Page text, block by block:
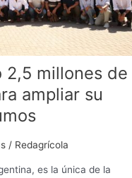
2,5 millones de
ampliar su
/ Redagrícola
es la única de la